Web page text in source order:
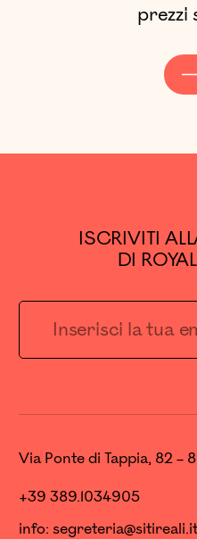
prezzi
ISCRIVITI
DI
Via Ponte di Tappia, 82 –
+39 389.1034905
info: segreteria@sitireali.it